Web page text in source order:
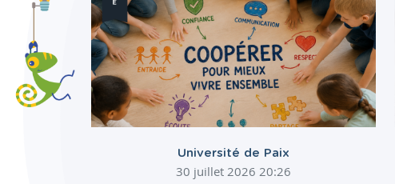
Université de Paix
30 juillet 2026 20:26